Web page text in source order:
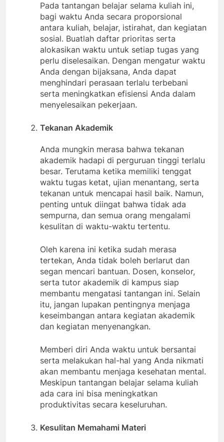
Pada tantangan belajar selama kuliah ini,
bagi waktu Anda secara proporsional
antara kuliah, belajar, istirahat, dan kegiatan
sosial. Buatlah daftar prioritas serta
alokasikan waktu untuk setiap tugas yang
perlu diselesaikan. Dengan mengatur waktu
Anda dengan bijaksana, Anda dapat
menghindari perasaan terlalu terbebani
serta meningkatkan efisiensi Anda dalam
menyelesaikan pekerjaan.
Tekanan Akademik
Anda mungkin merasa bahwa tekanan
akademik hadapi di perguruan tinggi terlalu
besar. Terutama ketika memiliki tenggat
waktu tugas ketat, ujian menantang, serta
tekanan untuk mencapai hasil baik. Namun,
penting untuk diingat bahwa tidak ada
sempurna, dan semua orang mengalami
kesulitan di waktu-waktu tertentu.
Oleh karena ini ketika sudah merasa
tertekan, Anda tidak boleh berlarut dan
segan mencari bantuan. Dosen, konselor,
serta tutor akademik di kampus siap
membantu mengatasi tantangan ini. Selain
itu, jangan lupakan pentingnya menjaga
keseimbangan antara kegiatan akademik
dan kegiatan menyenangkan.
Memberi diri Anda waktu untuk bersantai
serta melakukan hal-hal yang Anda nikmati
akan membantu menjaga kesehatan mental.
Meskipun tantangan belajar selama kuliah
ada cara ini bisa meningkatkan
produktivitas secara keseluruhan.
Kesulitan Memahami Materi